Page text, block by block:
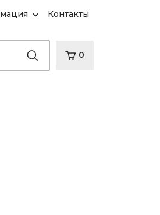
Контакты
0